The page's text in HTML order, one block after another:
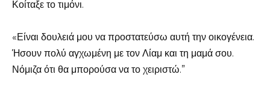
Κοίταξε το τιμόνι.
«Είναι δουλειά μου να προστατεύσω αυτή την οικογένεια.
Ήσουν πολύ αγχωμένη με τον Λίαμ και τη μαμά σου.
Νόμιζα ότι θα μπορούσα να το χειριστώ.”